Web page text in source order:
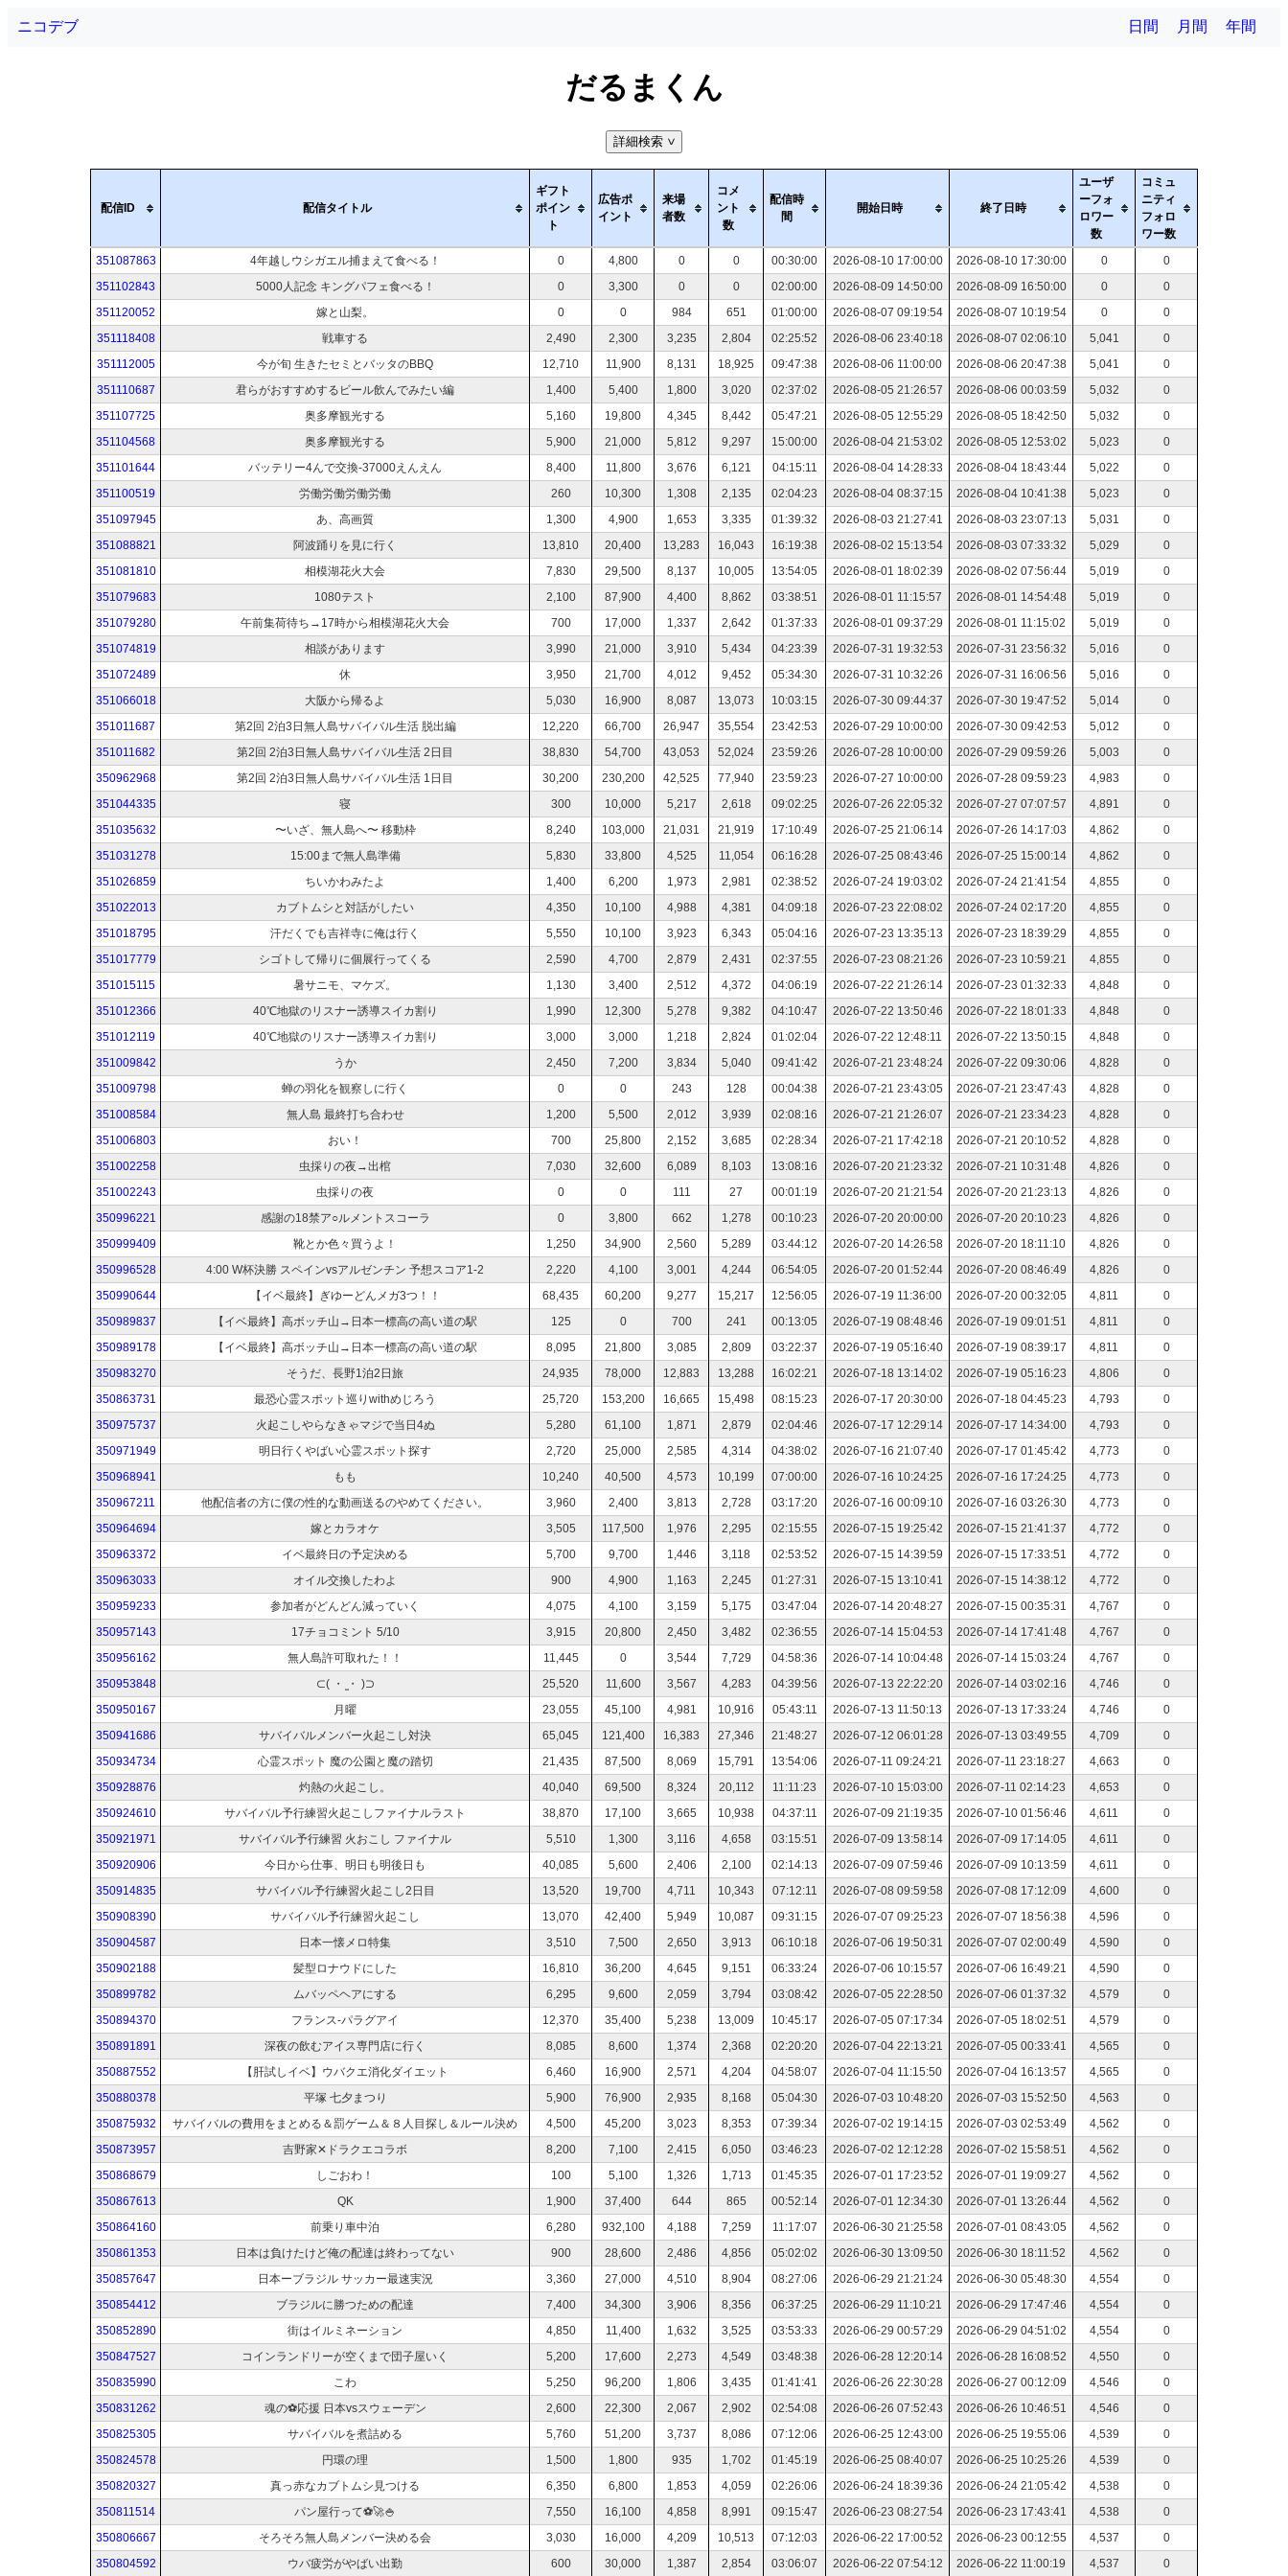
ニコデブ 日間 月間 年間
だるまくん
詳細検索 >
配信ID 配信タイトル
ギフト
ポイン
ト
広告ポ
イント
来場
者数
コメ
ント
数
配信時
間
開始日時 終了日時
ユーザ
ーフォ
ロワー
数
コミュ
ニティ
フォロ
ワー数
351087863
4年越しウシガエル捕まえて食べる！ 0 4,800 0 0 00:30:00 2026-08-10 17:00:00 2026-08-10 17:30:00 0
0
351102843
5000人記念 キングパフェ食べる！ 0 3,300 0 0 02:00:00 2026-08-09 14:50:00 2026-08-09 16:50:00 0
0
351120052
嫁と山梨。 0 0 984 651 01:00:00 2026-08-07 09:19:54 2026-08-07 10:19:54 0
0
351118408
戦車する 2,490 2,300 3,235 2,804 02:25:52 2026-08-06 23:40:18 2026-08-07 02:06:10 5,041
0
351112005
今が旬 生きたセミとバッタのBBQ 12,710 11,900 8,131 18,925 09:47:38 2026-08-06 11:00:00 2026-08-06 20:47:38 5,041
0
351110687
君らがおすすめするビール飲んでみたい編 1,400 5,400 1,800 3,020 02:37:02 2026-08-05 21:26:57 2026-08-06 00:03:59 5,032
0
351107725
奥多摩観光する 5,160 19,800 4,345 8,442 05:47:21 2026-08-05 12:55:29 2026-08-05 18:42:50 5,032
0
351104568
奥多摩観光する 5,900 21,000 5,812 9,297 15:00:00 2026-08-04 21:53:02 2026-08-05 12:53:02 5,023
0
351101644
バッテリー4んで交換-37000えんえん 8,400 11,800 3,676 6,121 04:15:11 2026-08-04 14:28:33 2026-08-04 18:43:44 5,022
0
351100519
労働労働労働労働 260 10,300 1,308 2,135 02:04:23 2026-08-04 08:37:15 2026-08-04 10:41:38 5,023
0
351097945
あ、高画質 1,300 4,900 1,653 3,335 01:39:32 2026-08-03 21:27:41 2026-08-03 23:07:13 5,031
0
351088821
阿波踊りを見に行く 13,810 20,400 13,283 16,043 16:19:38 2026-08-02 15:13:54 2026-08-03 07:33:32 5,029
0
351081810
相模湖花火大会 7,830 29,500 8,137 10,005 13:54:05 2026-08-01 18:02:39 2026-08-02 07:56:44 5,019
0
351079683
1080テスト 2,100 87,900 4,400 8,862 03:38:51 2026-08-01 11:15:57 2026-08-01 14:54:48 5,019
0
351079280
午前集荷待ち→17時から相模湖花火大会 700 17,000 1,337 2,642 01:37:33 2026-08-01 09:37:29 2026-08-01 11:15:02 5,019
0
351074819
相談があります 3,990 21,000 3,910 5,434 04:23:39 2026-07-31 19:32:53 2026-07-31 23:56:32 5,016
0
351072489
休 3,950 21,700 4,012 9,452 05:34:30 2026-07-31 10:32:26 2026-07-31 16:06:56 5,016
0
351066018
大阪から帰るよ 5,030 16,900 8,087 13,073 10:03:15 2026-07-30 09:44:37 2026-07-30 19:47:52 5,014
0
351011687
第2回 2泊3日無人島サバイバル生活 脱出編 12,220 66,700 26,947 35,554 23:42:53 2026-07-29 10:00:00 2026-07-30 09:42:53 5,012
0
351011682
第2回 2泊3日無人島サバイバル生活 2日目 38,830 54,700 43,053 52,024 23:59:26 2026-07-28 10:00:00 2026-07-29 09:59:26 5,003
0
350962968
第2回 2泊3日無人島サバイバル生活 1日目 30,200 230,200 42,525 77,940 23:59:23 2026-07-27 10:00:00 2026-07-28 09:59:23 4,983
0
351044335
寝 300 10,000 5,217 2,618 09:02:25 2026-07-26 22:05:32 2026-07-27 07:07:57 4,891
0
351035632
〜いざ、無人島へ〜 移動枠 8,240 103,000 21,031 21,919 17:10:49 2026-07-25 21:06:14 2026-07-26 14:17:03 4,862
0
351031278
15:00まで無人島準備 5,830 33,800 4,525 11,054 06:16:28 2026-07-25 08:43:46 2026-07-25 15:00:14 4,862
0
351026859
ちいかわみたよ 1,400 6,200 1,973 2,981 02:38:52 2026-07-24 19:03:02 2026-07-24 21:41:54 4,855
0
351022013
カブトムシと対話がしたい 4,350 10,100 4,988 4,381 04:09:18 2026-07-23 22:08:02 2026-07-24 02:17:20 4,855
0
351018795
汗だくでも吉祥寺に俺は行く 5,550 10,100 3,923 6,343 05:04:16 2026-07-23 13:35:13 2026-07-23 18:39:29 4,855
0
351017779
シゴトして帰りに個展行ってくる 2,590 4,700 2,879 2,431 02:37:55 2026-07-23 08:21:26 2026-07-23 10:59:21 4,855
0
351015115
暑サニモ、マケズ。 1,130 3,400 2,512 4,372 04:06:19 2026-07-22 21:26:14 2026-07-23 01:32:33 4,848
0
351012366
40℃地獄のリスナー誘導スイカ割り 1,990 12,300 5,278 9,382 04:10:47 2026-07-22 13:50:46 2026-07-22 18:01:33 4,848
0
351012119
40℃地獄のリスナー誘導スイカ割り 3,000 3,000 1,218 2,824 01:02:04 2026-07-22 12:48:11 2026-07-22 13:50:15 4,848
0
351009842
うか 2,450 7,200 3,834 5,040 09:41:42 2026-07-21 23:48:24 2026-07-22 09:30:06 4,828
0
351009798
蝉の羽化を観察しに行く 0 0 243 128 00:04:38 2026-07-21 23:43:05 2026-07-21 23:47:43 4,828
0
351008584
無人島 最終打ち合わせ 1,200 5,500 2,012 3,939 02:08:16 2026-07-21 21:26:07 2026-07-21 23:34:23 4,828
0
351006803
おい！ 700 25,800 2,152 3,685 02:28:34 2026-07-21 17:42:18 2026-07-21 20:10:52 4,828
0
351002258
虫採りの夜→出棺 7,030 32,600 6,089 8,103 13:08:16 2026-07-20 21:23:32 2026-07-21 10:31:48 4,826
0
351002243
虫採りの夜 0 0 111 27 00:01:19 2026-07-20 21:21:54 2026-07-20 21:23:13 4,826
0
350996221
感謝の18禁ア○ルメントスコーラ 0 3,800 662 1,278 00:10:23 2026-07-20 20:00:00 2026-07-20 20:10:23 4,826
0
350999409
靴とか色々買うよ！ 1,250 34,900 2,560 5,289 03:44:12 2026-07-20 14:26:58 2026-07-20 18:11:10 4,826
0
350996528
4:00 W杯決勝 スペインvsアルゼンチン 予想スコア1-2 2,220 4,100 3,001 4,244 06:54:05 2026-07-20 01:52:44 2026-07-20 08:46:49 4,826
0
350990644
【イベ最終】ぎゆーどんメガ3つ！！ 68,435 60,200 9,277 15,217 12:56:05 2026-07-19 11:36:00 2026-07-20 00:32:05 4,811
0
350989837
【イベ最終】高ボッチ山→日本一標高の高い道の駅 125 0 700 241 00:13:05 2026-07-19 08:48:46 2026-07-19 09:01:51 4,811
0
350989178
【イベ最終】高ボッチ山→日本一標高の高い道の駅 8,095 21,800 3,085 2,809 03:22:37 2026-07-19 05:16:40 2026-07-19 08:39:17 4,811
0
350983270
そうだ、長野1泊2日旅 24,935 78,000 12,883 13,288 16:02:21 2026-07-18 13:14:02 2026-07-19 05:16:23 4,806
0
350863731
最恐心霊スポット巡りwithめじろう 25,720 153,200 16,665 15,498 08:15:23 2026-07-17 20:30:00 2026-07-18 04:45:23 4,793
0
350975737
火起こしやらなきゃマジで当日4ぬ 5,280 61,100 1,871 2,879 02:04:46 2026-07-17 12:29:14 2026-07-17 14:34:00 4,793
0
350971949
明日行くやばい心霊スポット探す 2,720 25,000 2,585 4,314 04:38:02 2026-07-16 21:07:40 2026-07-17 01:45:42 4,773
0
350968941
もも 10,240 40,500 4,573 10,199 07:00:00 2026-07-16 10:24:25 2026-07-16 17:24:25 4,773
0
350967211
他配信者の方に僕の性的な動画送るのやめてください。 3,960 2,400 3,813 2,728 03:17:20 2026-07-16 00:09:10 2026-07-16 03:26:30 4,773
0
350964694
嫁とカラオケ 3,505 117,500 1,976 2,295 02:15:55 2026-07-15 19:25:42 2026-07-15 21:41:37 4,772
0
350963372
イベ最終日の予定決める 5,700 9,700 1,446 3,118 02:53:52 2026-07-15 14:39:59 2026-07-15 17:33:51 4,772
0
350963033
オイル交換したわよ 900 4,900 1,163 2,245 01:27:31 2026-07-15 13:10:41 2026-07-15 14:38:12 4,772
0
350959233
参加者がどんどん減っていく 4,075 4,100 3,159 5,175 03:47:04 2026-07-14 20:48:27 2026-07-15 00:35:31 4,767
0
350957143
17チョコミント 5/10 3,915 20,800 2,450 3,482 02:36:55 2026-07-14 15:04:53 2026-07-14 17:41:48 4,767
0
350956162
無人島許可取れた！！ 11,445 0 3,544 7,729 04:58:36 2026-07-14 10:04:48 2026-07-14 15:03:24 4,767
0
350953848
⊂( ・ ̫・ )⊃ 25,520 11,600 3,567 4,283 04:39:56 2026-07-13 22:22:20 2026-07-14 03:02:16 4,746
0
350950167
月曜 23,055 45,100 4,981 10,916 05:43:11 2026-07-13 11:50:13 2026-07-13 17:33:24 4,746
0
350941686
サバイバルメンバー火起こし対決 65,045 121,400 16,383 27,346 21:48:27 2026-07-12 06:01:28 2026-07-13 03:49:55 4,709
0
350934734
心霊スポット 魔の公園と魔の踏切 21,435 87,500 8,069 15,791 13:54:06 2026-07-11 09:24:21 2026-07-11 23:18:27 4,663
0
350928876
灼熱の火起こし。 40,040 69,500 8,324 20,112 11:11:23 2026-07-10 15:03:00 2026-07-11 02:14:23 4,653
0
350924610
サバイバル予行練習火起こしファイナルラスト 38,870 17,100 3,665 10,938 04:37:11 2026-07-09 21:19:35 2026-07-10 01:56:46 4,611
0
350921971
サバイバル予行練習 火おこし ファイナル 5,510 1,300 3,116 4,658 03:15:51 2026-07-09 13:58:14 2026-07-09 17:14:05 4,611
0
350920906
今日から仕事、明日も明後日も 40,085 5,600 2,406 2,100 02:14:13 2026-07-09 07:59:46 2026-07-09 10:13:59 4,611
0
350914835
サバイバル予行練習火起こし2日目 13,520 19,700 4,711 10,343 07:12:11 2026-07-08 09:59:58 2026-07-08 17:12:09 4,600
0
350908390
サバイバル予行練習火起こし 13,070 42,400 5,949 10,087 09:31:15 2026-07-07 09:25:23 2026-07-07 18:56:38 4,596
0
350904587
日本一懐メロ特集 3,510 7,500 2,650 3,913 06:10:18 2026-07-06 19:50:31 2026-07-07 02:00:49 4,590
0
350902188
髪型ロナウドにした 16,810 36,200 4,645 9,151 06:33:24 2026-07-06 10:15:57 2026-07-06 16:49:21 4,590
0
350899782
ムバッペヘアにする 6,295 9,600 2,059 3,794 03:08:42 2026-07-05 22:28:50 2026-07-06 01:37:32 4,579
0
350894370
フランス-パラグアイ 12,370 35,400 5,238 13,009 10:45:17 2026-07-05 07:17:34 2026-07-05 18:02:51 4,579
0
350891891
深夜の飲むアイス専門店に行く 8,085 8,600 1,374 2,368 02:20:20 2026-07-04 22:13:21 2026-07-05 00:33:41 4,565
0
350887552
【肝試しイベ】ウバクエ消化ダイエット 6,460 16,900 2,571 4,204 04:58:07 2026-07-04 11:15:50 2026-07-04 16:13:57 4,565
0
350880378
平塚 七夕まつり 5,900 76,900 2,935 8,168 05:04:30 2026-07-03 10:48:20 2026-07-03 15:52:50 4,563
0
350875932
サバイバルの費用をまとめる＆罰ゲーム＆８人目探し＆ルール決め 4,500 45,200 3,023 8,353 07:39:34 2026-07-02 19:14:15 2026-07-03 02:53:49 4,562
0
350873957
吉野家✕ドラクエコラボ 8,200 7,100 2,415 6,050 03:46:23 2026-07-02 12:12:28 2026-07-02 15:58:51 4,562
0
350868679
しごおわ！ 100 5,100 1,326 1,713 01:45:35 2026-07-01 17:23:52 2026-07-01 19:09:27 4,562
0
350867613
QK 1,900 37,400 644 865 00:52:14 2026-07-01 12:34:30 2026-07-01 13:26:44 4,562
0
350864160
前乗り車中泊 6,280 932,100 4,188 7,259 11:17:07 2026-06-30 21:25:58 2026-07-01 08:43:05 4,562
0
350861353
日本は負けたけど俺の配達は終わってない 900 28,600 2,486 4,856 05:02:02 2026-06-30 13:09:50 2026-06-30 18:11:52 4,562
0
350857647
日本ーブラジル サッカー最速実況 3,360 27,000 4,510 8,904 08:27:06 2026-06-29 21:21:24 2026-06-30 05:48:30 4,554
0
350854412
ブラジルに勝つための配達 7,400 34,300 3,906 8,356 06:37:25 2026-06-29 11:10:21 2026-06-29 17:47:46 4,554
0
350852890
街はイルミネーション 4,850 11,400 1,632 3,525 03:53:33 2026-06-29 00:57:29 2026-06-29 04:51:02 4,554
0
350847527
コインランドリーが空くまで団子屋いく 5,200 17,600 2,273 4,549 03:48:38 2026-06-28 12:20:14 2026-06-28 16:08:52 4,550
0
350835990
こわ 5,250 96,200 1,806 3,435 01:41:41 2026-06-26 22:30:28 2026-06-27 00:12:09 4,546
0
350831262
魂の⚽応援 日本vsスウェーデン 2,600 22,300 2,067 2,902 02:54:08 2026-06-26 07:52:43 2026-06-26 10:46:51 4,546
0
350825305
サバイバルを煮詰める 5,760 51,200 3,737 8,086 07:12:06 2026-06-25 12:43:00 2026-06-25 19:55:06 4,539
0
350824578
円環の理 1,500 1,800 935 1,702 01:45:19 2026-06-25 08:40:07 2026-06-25 10:25:26 4,539
0
350820327
真っ赤なカブトムシ見つける 6,350 6,800 1,853 4,059 02:26:06 2026-06-24 18:39:36 2026-06-24 21:05:42 4,538
0
350811514
パン屋行って⚽🚀🍚 7,550 16,100 4,858 8,991 09:15:47 2026-06-23 08:27:54 2026-06-23 17:43:41 4,538
0
350806667
そろそろ無人島メンバー決める会 3,030 16,000 4,209 10,513 07:12:03 2026-06-22 17:00:52 2026-06-23 00:12:55 4,537
0
350804592
ウバ疲労がやばい出勤 600 30,000 1,387 2,854 03:06:07 2026-06-22 07:54:12 2026-06-22 11:00:19 4,537 0